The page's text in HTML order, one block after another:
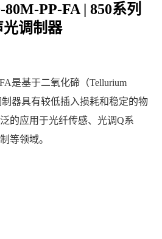
-80M-PP-FA | 850系列
光调制器
是基于二氧化碲（Tellurium
制器具有较低插入损耗和稳定的物
的应用于光纤传感、光调Q系
等领域。